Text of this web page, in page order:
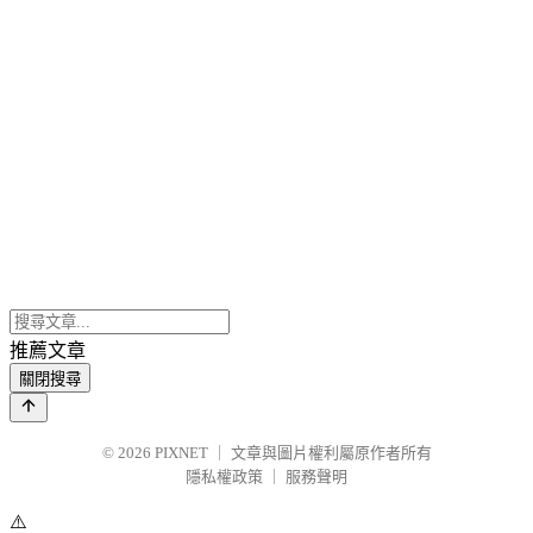
推薦文章
關閉搜尋
© 2026 PIXNET
文章與圖片權利屬原作者所有
隱私權政策
服務聲明
⚠️